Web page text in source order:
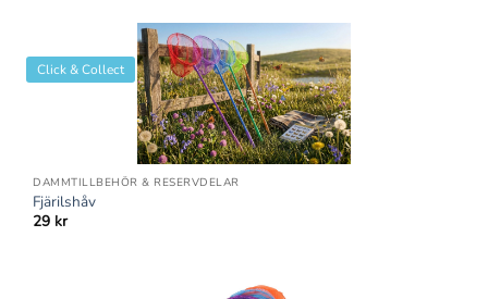
Click & Collect
DAMMTILLBEHÖR & RESERVDELAR
Fjärilshåv
29 kr